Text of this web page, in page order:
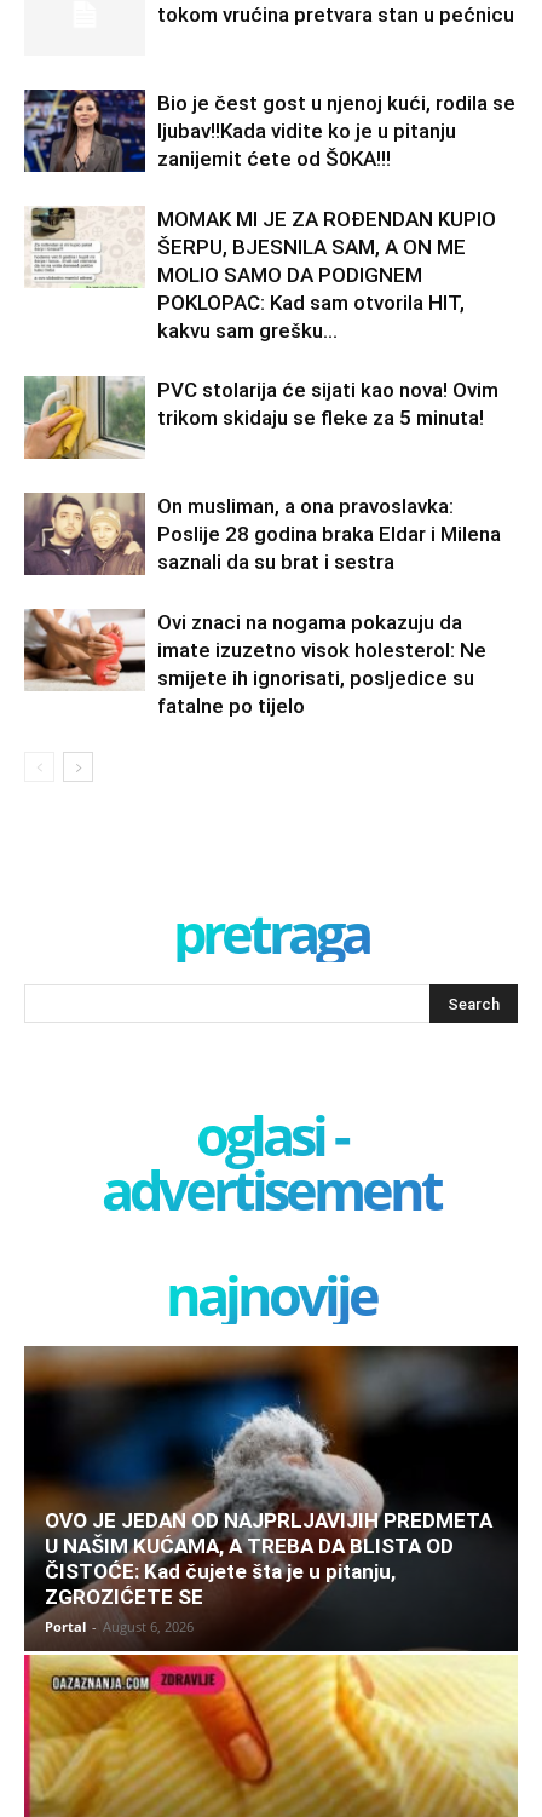
tokom vrućina pretvara stan u pećnicu
Bio je čest gost u njenoj kući, rodila se
ljubav!!Kada vidite ko je u pitanju
zanijemit ćete od Š0KA!!!
MOMAK MI JE ZA ROĐENDAN KUPIO
ŠERPU, BJESNILA SAM, A ON ME
MOLIO SAMO DA PODIGNEM
POKLOPAC: Kad sam otvorila HIT,
kakvu sam grešku...
PVC stolarija će sijati kao nova! Ovim
trikom skidaju se fleke za 5 minuta!
On musliman, a ona pravoslavka:
Poslije 28 godina braka Eldar i Milena
saznali da su brat i sestra
Ovi znaci na nogama pokazuju da
imate izuzetno visok holesterol: Ne
smijete ih ignorisati, posljedice su
fatalne po tijelo
pretraga
oglasi -
advertisement
najnovije
OVO JE JEDAN OD NAJPRLJAVIJIH PREDMETA
U NAŠIM KUĆAMA, A TREBA DA BLISTA OD
ČISTOĆE: Kad čujete šta je u pitanju,
ZGROZIĆETE SE
Portal - August 6, 2026